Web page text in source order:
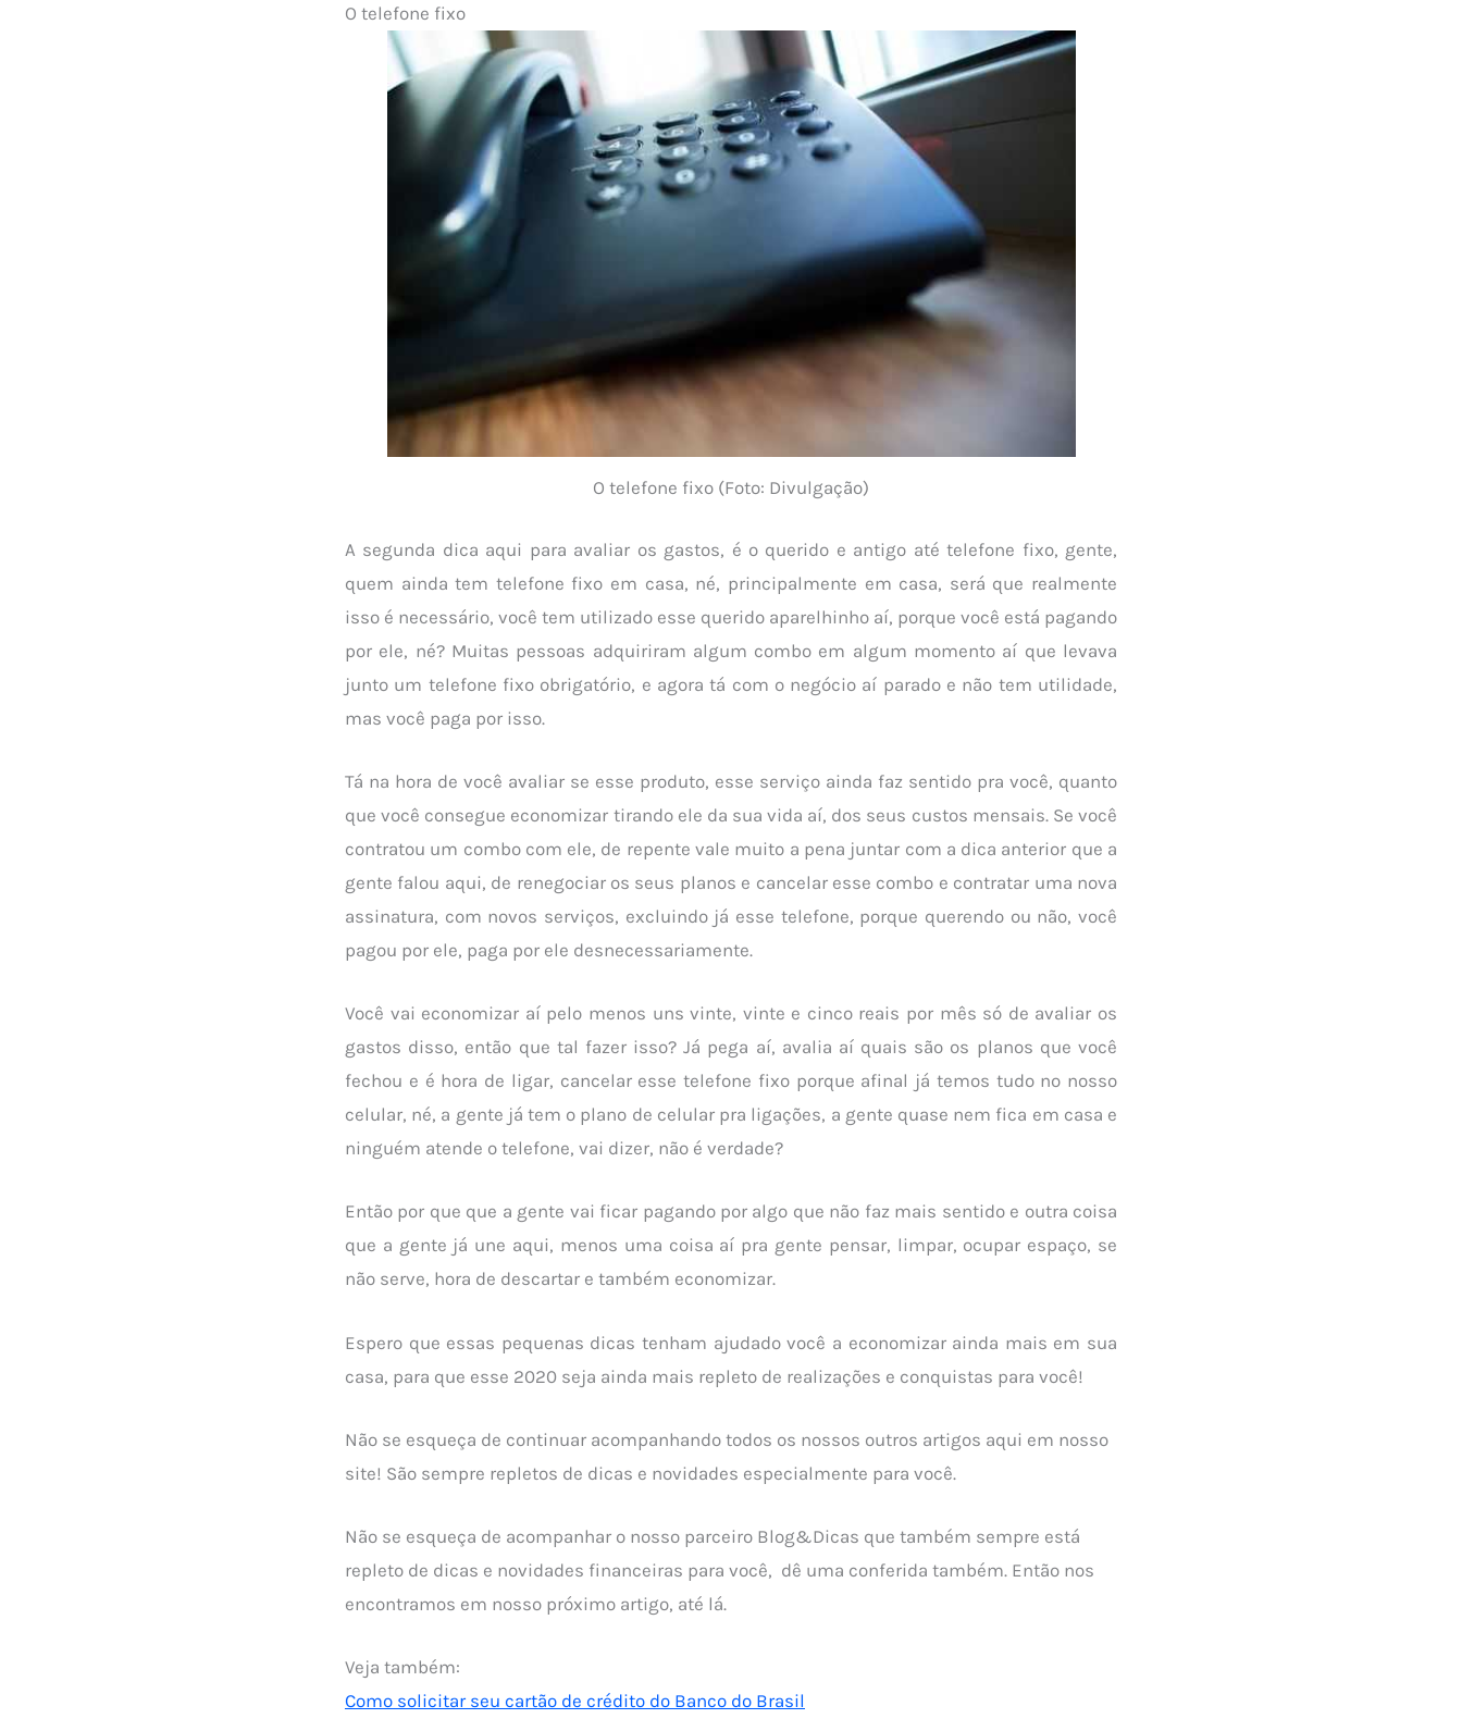
O telefone fixo
O telefone fixo (Foto: Divulgação)
A segunda dica aqui para avaliar os gastos, é o querido e antigo até telefone fixo, gente,
quem ainda tem telefone fixo em casa, né, principalmente em casa, será que realmente
isso é necessário, você tem utilizado esse querido aparelhinho aí, porque você está pagando
por ele, né? Muitas pessoas adquiriram algum combo em algum momento aí que levava
junto um telefone fixo obrigatório, e agora tá com o negócio aí parado e não tem utilidade,
mas você paga por isso.
Tá na hora de você avaliar se esse produto, esse serviço ainda faz sentido pra você, quanto
que você consegue economizar tirando ele da sua vida aí, dos seus custos mensais. Se você
contratou um combo com ele, de repente vale muito a pena juntar com a dica anterior que a
gente falou aqui, de renegociar os seus planos e cancelar esse combo e contratar uma nova
assinatura, com novos serviços, excluindo já esse telefone, porque querendo ou não, você
pagou por ele, paga por ele desnecessariamente.
Você vai economizar aí pelo menos uns vinte, vinte e cinco reais por mês só de avaliar os
gastos disso, então que tal fazer isso? Já pega aí, avalia aí quais são os planos que você
fechou e é hora de ligar, cancelar esse telefone fixo porque afinal já temos tudo no nosso
celular, né, a gente já tem o plano de celular pra ligações, a gente quase nem fica em casa e
ninguém atende o telefone, vai dizer, não é verdade?
Então por que que a gente vai ficar pagando por algo que não faz mais sentido e outra coisa
que a gente já une aqui, menos uma coisa aí pra gente pensar, limpar, ocupar espaço, se
não serve, hora de descartar e também economizar.
Espero que essas pequenas dicas tenham ajudado você a economizar ainda mais em sua
casa, para que esse 2020 seja ainda mais repleto de realizações e conquistas para você!
Não se esqueça de continuar acompanhando todos os nossos outros artigos aqui em nosso
site! São sempre repletos de dicas e novidades especialmente para você.
Não se esqueça de acompanhar o nosso parceiro Blog&Dicas que também sempre está
repleto de dicas e novidades financeiras para você, dê uma conferida também. Então nos
encontramos em nosso próximo artigo, até lá.
Veja também:
Como solicitar seu cartão de crédito do Banco do Brasil